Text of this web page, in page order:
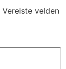
Vereiste velden